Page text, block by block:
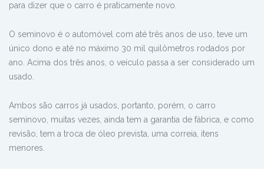
para dizer que o carro é praticamente novo.
O seminovo é o automóvel com até três anos de uso, teve um
único dono e até no máximo 30 mil quilômetros rodados por
ano. Acima dos três anos, o veículo passa a ser considerado um
usado.
Ambos são carros já usados, portanto, porém, o carro
seminovo, muitas vezes, ainda tem a garantia de fábrica, e como
revisão, tem a troca de óleo prevista, uma correia, itens
menores.